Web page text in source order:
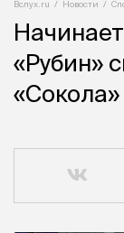
Вслух.ru Новости
«Рубин»
«Сокола»